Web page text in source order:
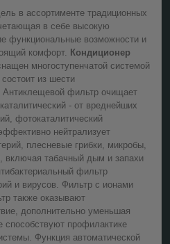
в ассортименте традиционных
в себе высокую
функциональные возможности и
комфорт.
Кондиционер
многоступенчатой системой
из шести
фильтр очищает
- от вреднейших
фотокаталитический
нейтрализует
плесневые грибки, микробы,
включая табачный дым и запахи
фильтр
и вирусов. Фильтр с ионами
также оказывают
дополнительно уменьшая
способствуют профилактике
Функция автоматической